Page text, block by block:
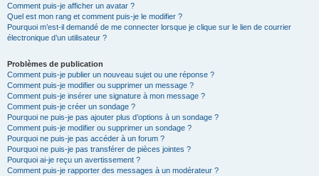
Comment puis-je afficher un avatar ?
Quel est mon rang et comment puis-je le modifier ?
Pourquoi m’est-il demandé de me connecter lorsque je clique sur le lien de courrier
électronique d’un utilisateur ?
Problèmes de publication
Comment puis-je publier un nouveau sujet ou une réponse ?
Comment puis-je modifier ou supprimer un message ?
Comment puis-je insérer une signature à mon message ?
Comment puis-je créer un sondage ?
Pourquoi ne puis-je pas ajouter plus d’options à un sondage ?
Comment puis-je modifier ou supprimer un sondage ?
Pourquoi ne puis-je pas accéder à un forum ?
Pourquoi ne puis-je pas transférer de pièces jointes ?
Pourquoi ai-je reçu un avertissement ?
Comment puis-je rapporter des messages à un modérateur ?